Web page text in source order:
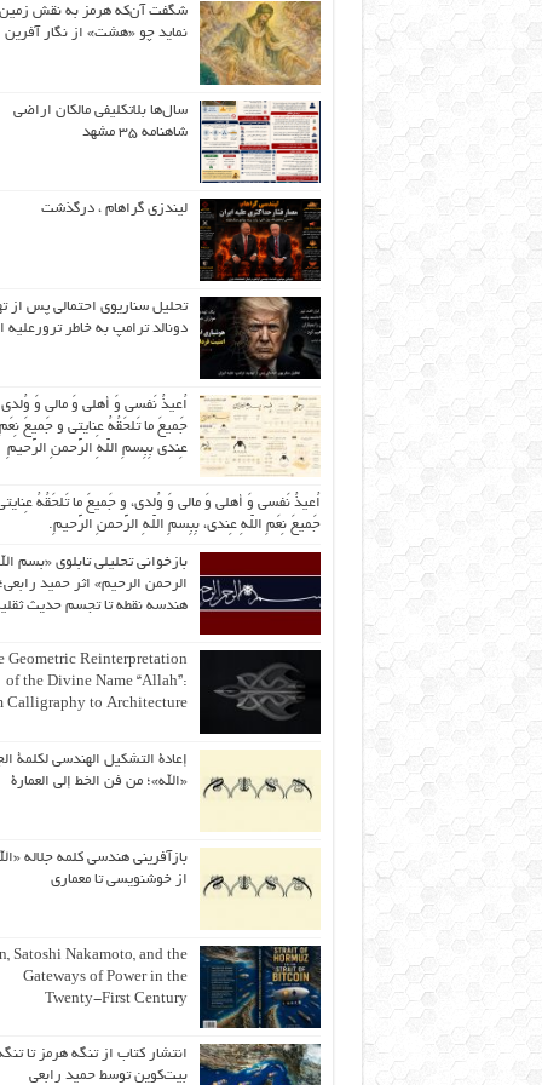
شگفت آن‌که هرمز به نقش زمین
نماید چو «هشت» از نگار آفرین
سال‌ها بلاتکلیفی مالکان اراضی
شاهنامه ۳۵ مشهد
لیندزی گراهام ، درگذشت
تحلیل سناریوی احتمالی پس از
دونالد ترامپ به خاطر ترورعلیه
اُعیذُ نَفسی وَ أهلی وَ مالی وَ
جَمیعَ ما تَلحَقُهُ عِنایتی و جَمیعَ نِعَمِ
عِندی بِبِسمِ اللّهِ الرَّحمنِ الرَّحیمِ
اُعیذُ نَفسی وَ أهلی وَ مالی وَ وُلدی، و جَمیعَ ما تَلحَقُهُ
جَمیعَ نِعَمِ اللّهِ عِندی، بِبِسمِ اللّهِ الرَّحمنِ الرَّحیمِ.
بازخوانی تحلیلی تابلوی «بسم
الرحمن الرحیم» اثر حمید رابعی؛
هندسه نقطه تا تجسم حدیث
Geometric Reinterpretation
of the Divine Name “Allah”:
Calligraphy to Architecture
إعادة التشكيل الهندسي لكلمة
«الله»؛ من فن الخط إلى العمارة
بازآفرینی هندسی کلمه جلاله
از خوشنویسی تا معماری
Satoshi Nakamoto, and the
Gateways of Power in the
Twenty-First Century
انتشار کتاب از تنگه هرمز تا
بیت‌کوین توسط حمید رابعی